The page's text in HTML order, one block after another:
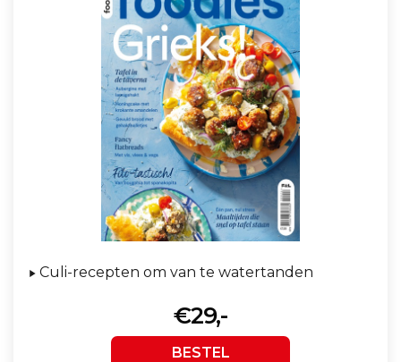
Culi-recepten om van te watertanden
€29,-
BESTEL